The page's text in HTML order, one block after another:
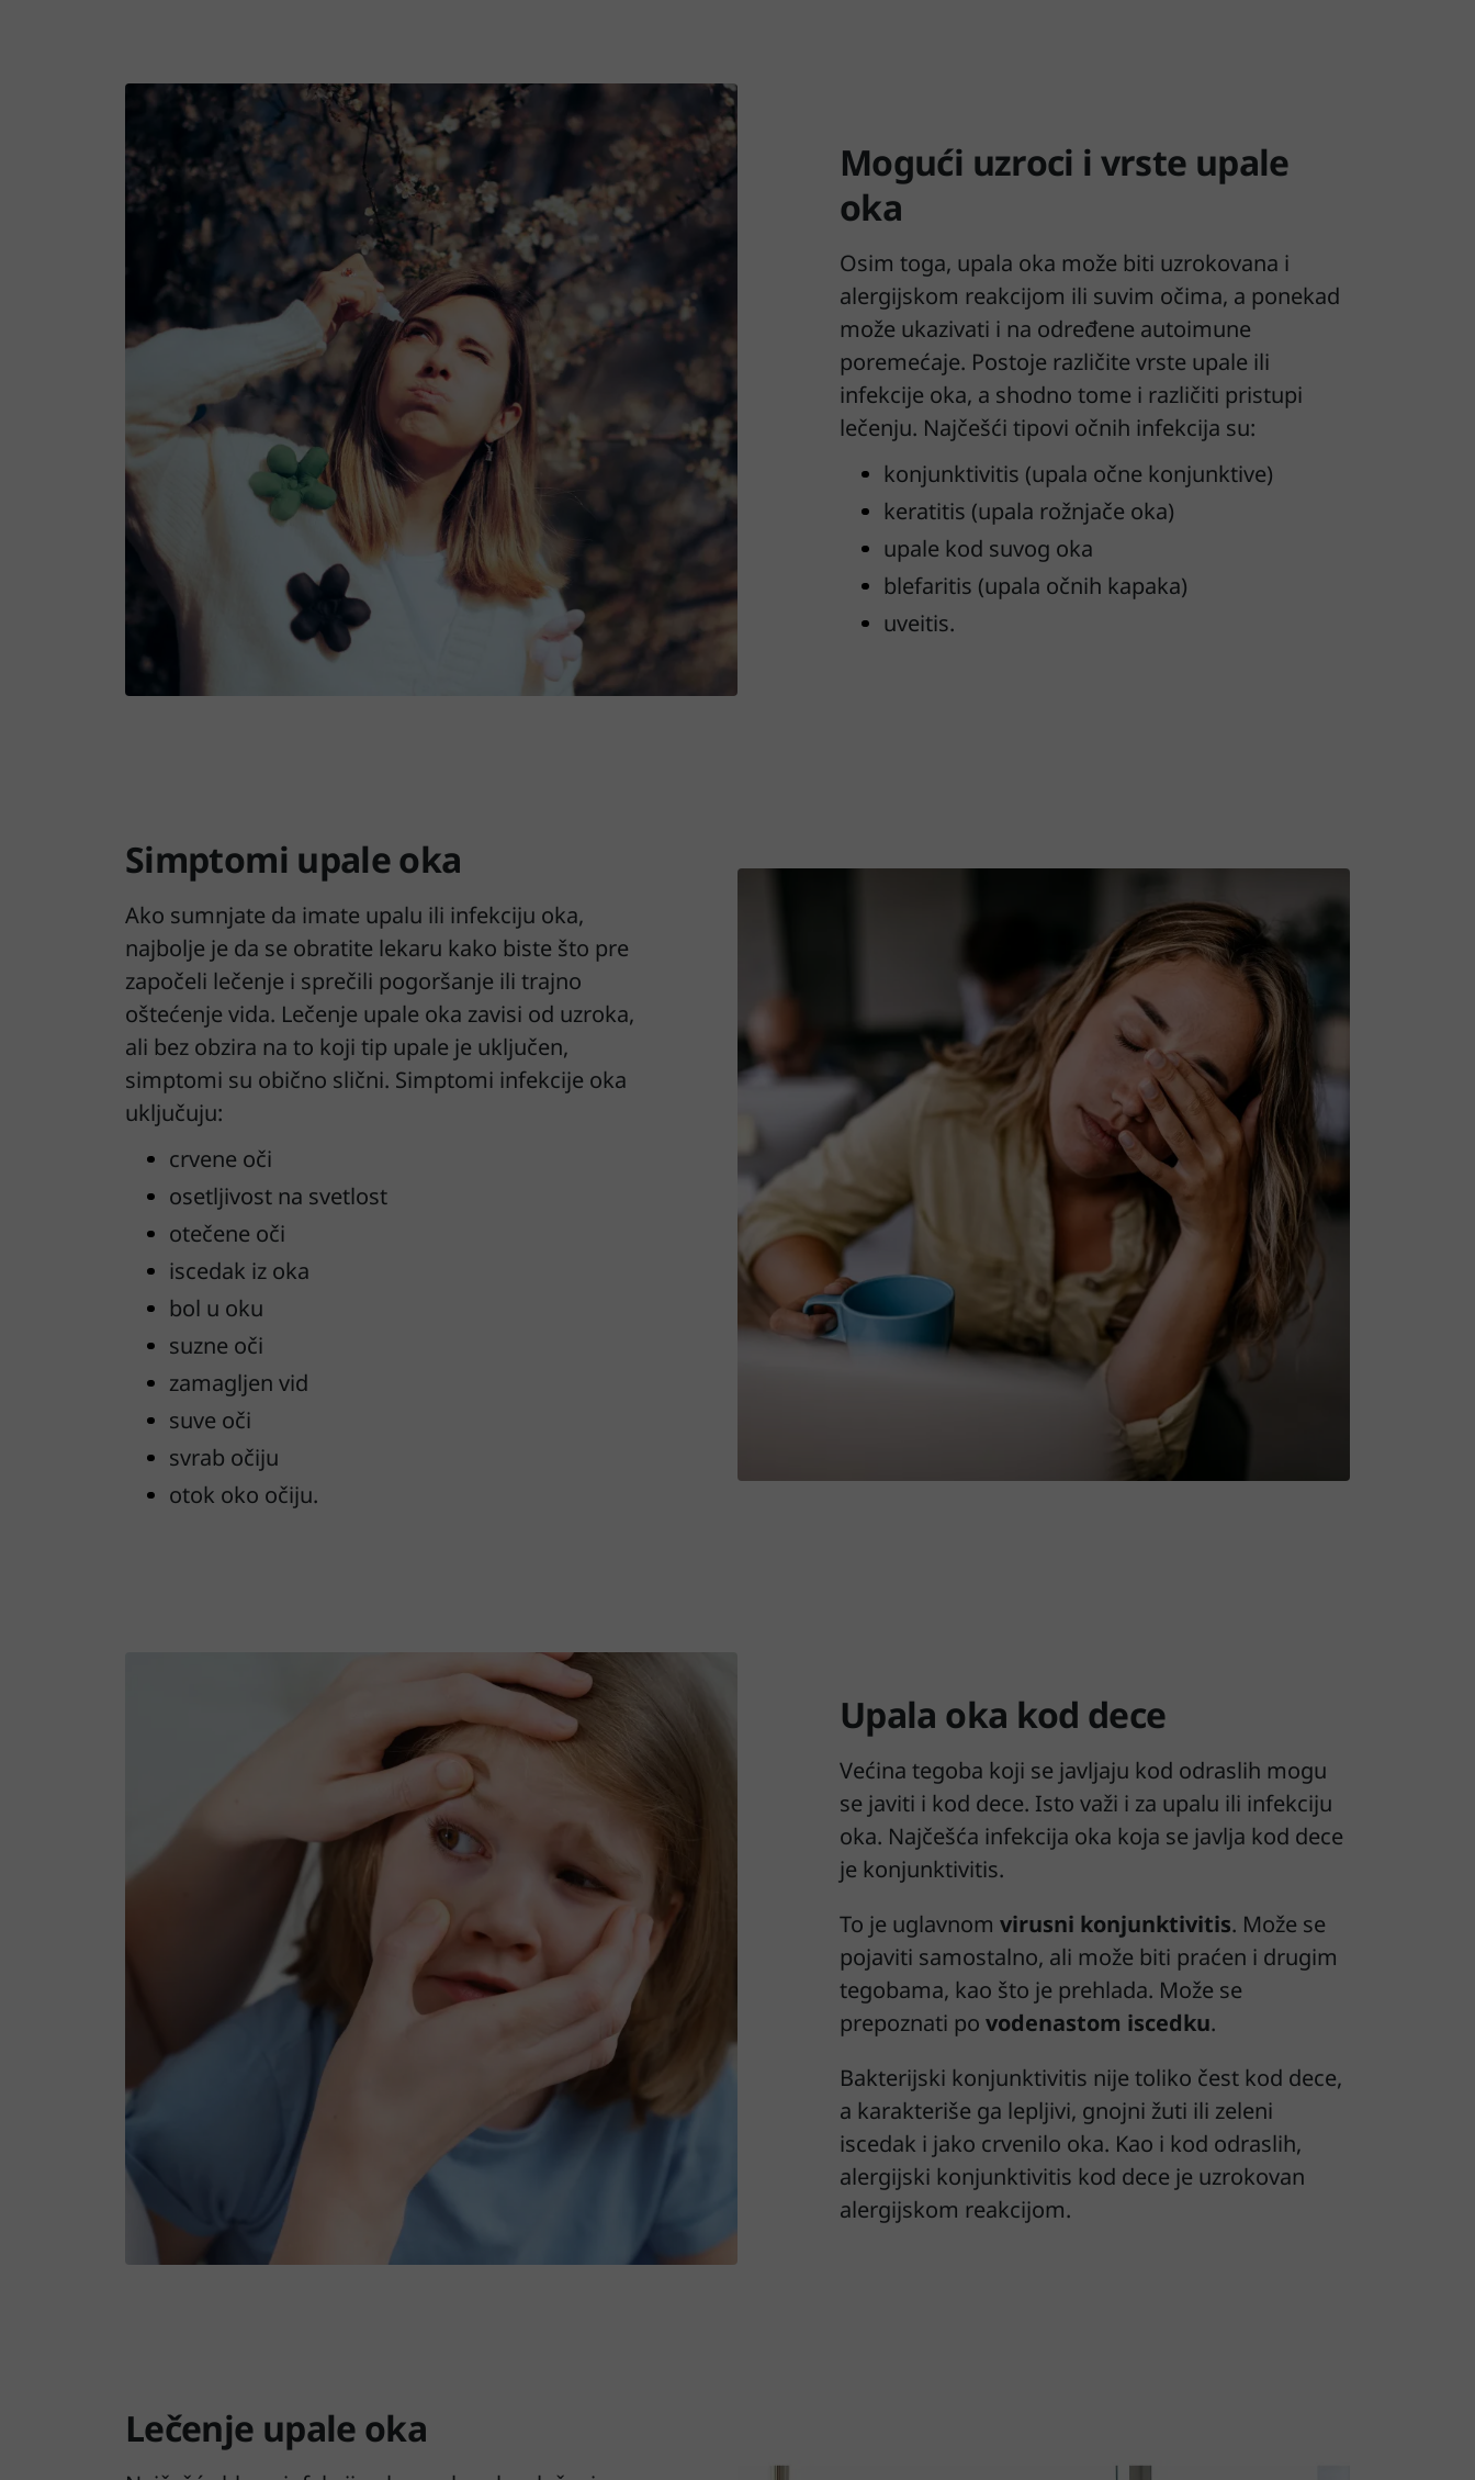
Mogući uzroci i vrste upale
oka
Osim toga, upala oka može biti uzrokovana i
alergijskom reakcijom ili suvim očima, a ponekad
može ukazivati i na određene autoimune
poremećaje. Postoje različite vrste upale ili
infekcije oka, a shodno tome i različiti pristupi
lečenju. Najčešći tipovi očnih infekcija su:
konjunktivitis (upala očne konjunktive)
keratitis (upala rožnjače oka)
upale kod suvog oka
blefaritis (upala očnih kapaka)
uveitis.
Simptomi upale oka
Ako sumnjate da imate upalu ili infekciju oka,
najbolje je da se obratite lekaru kako biste što pre
započeli lečenje i sprečili pogoršanje ili trajno
oštećenje vida. Lečenje upale oka zavisi od uzroka,
ali bez obzira na to koji tip upale je uključen,
simptomi su obično slični. Simptomi infekcije oka
uključuju:
crvene oči
osetljivost na svetlost
otečene oči
iscedak iz oka
bol u oku
suzne oči
zamagljen vid
suve oči
svrab očiju
otok oko očiju.
Upala oka kod dece
Većina tegoba koji se javljaju kod odraslih mogu
se javiti i kod dece. Isto važi i za upalu ili infekciju
oka. Najčešća infekcija oka koja se javlja kod dece
je konjunktivitis.
To je uglavnom virusni konjunktivitis. Može se
pojaviti samostalno, ali može biti praćen i drugim
tegobama, kao što je prehlada. Može se
prepoznati po vodenastom iscedku.
Bakterijski konjunktivitis nije toliko čest kod dece,
a karakteriše ga lepljivi, gnojni žuti ili zeleni
iscedak i jako crvenilo oka. Kao i kod odraslih,
alergijski konjunktivitis kod dece je uzrokovan
alergijskom reakcijom.
Lečenje upale oka